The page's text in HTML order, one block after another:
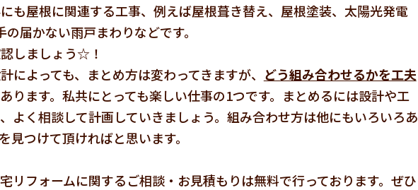
も屋根に関連する工事、例えば屋根葺き替え、屋根塗装、太陽光発電
届かない雨戸まわりなどです。
しましょう☆！
によっても、まとめ方は変わってきますが、 どう組み合わせるかを工夫
ります。私共にとっても楽しい仕事の1つです。まとめるには設計や工
よく相談して計画していきましょう。組み合わせ方は他にもいろいろあ
見つけて頂ければと思います。
リフォームに関するご相談・お見積もりは無料で行っております。ぜひ